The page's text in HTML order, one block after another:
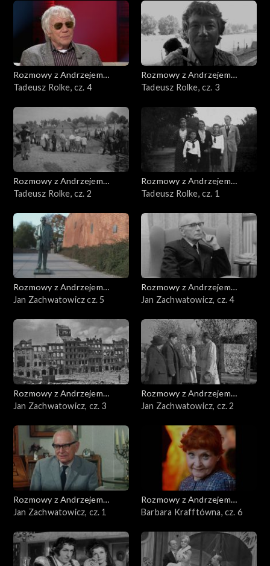
Rozmowy z Andrzejem
Doboszem
Tadeusz Rolke, cz. 4
Rozmowy z Andrzejem
Doboszem
Tadeusz Rolke, cz. 3
Rozmowy z Andrzejem
Doboszem
Tadeusz Rolke, cz. 2
Rozmowy z Andrzejem
Doboszem
Tadeusz Rolke, cz. 1
Rozmowy z Andrzejem
Doboszem
Jan Zachwatowicz cz. 5
Rozmowy z Andrzejem
Doboszem
Jan Zachwatowicz, cz. 4
Rozmowy z Andrzejem
Doboszem
Jan Zachwatowicz, cz. 3
Rozmowy z Andrzejem
Doboszem
Jan Zachwatowicz, cz. 2
Rozmowy z Andrzejem
Doboszem
Jan Zachwatowicz, cz. 1
Rozmowy z Andrzejem
Doboszem
Barbara Krafftówna, cz. 6